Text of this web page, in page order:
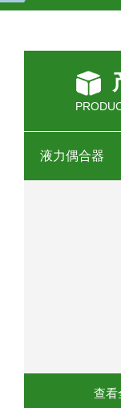
液力偶合器
查看